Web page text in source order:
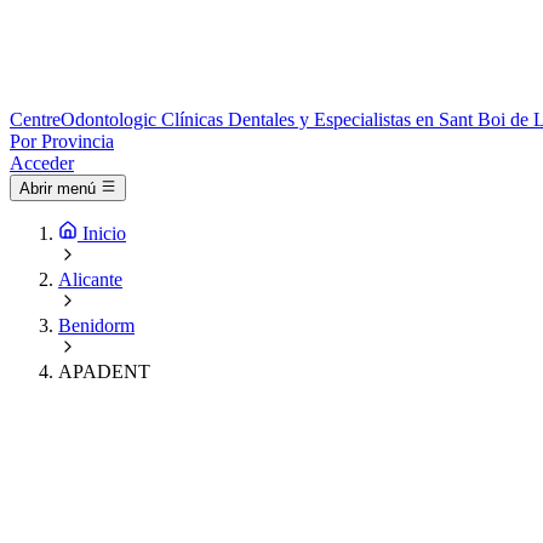
CentreOdontologic Clínicas Dentales y Especialistas en Sant Boi de
Por Provincia
Acceder
Abrir menú
Inicio
Alicante
Benidorm
APADENT